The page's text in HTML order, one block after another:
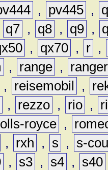
, pv445 ,
q7 , q8 , q9 ,
, qx70 , r ,
, range ,
ranger
, reisemobil ,
, rezzo , rio ,
royce ,
, rxh , s ,
s-
, s3 , s4 , s40